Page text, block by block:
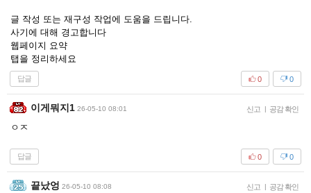
글 작성 또는 재구성 작업에 도움을 드립니다.
사기에 대해 경고합니다
웹페이지 요약
탭을 정리하세요
답글 0
0
이게뭐지1 26-05-10 08:01 신고 | 공감 확인
ㅇㅈ
답글 0
0
끝났엉 26-05-10 08:08 신고 | 공감 확인